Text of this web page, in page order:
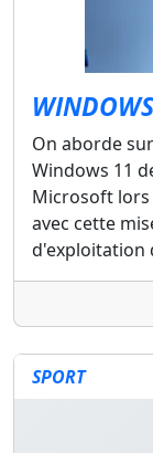
On aborde
Windows 11
Microsoft lors
avec cette
d'exploitation
SPORT